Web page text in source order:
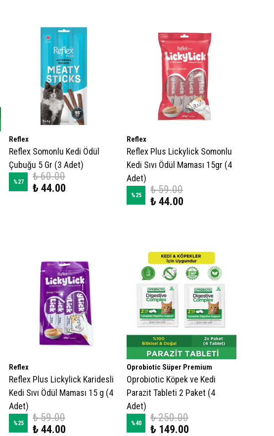
Reflex
Reflex Somonlu Kedi Ödül
Çubuğu 5 Gr (3 Adet)
%27
₺ 60.00
₺ 44.00
Reflex
Reflex Plus Lickylick Somonlu
Kedi Sıvı Ödül Maması 15gr (4
Adet)
%25
₺ 59.00
₺ 44.00
Reflex
Reflex Plus Lickylick Karidesli
Kedi Sıvı Ödül Maması 15 g (4
Adet)
%25
₺ 59.00
₺ 44.00
Oprobiotic Süper Premium
Oprobiotic Köpek ve Kedi
Parazit Tableti 2 Paket (4
Adet)
%40
₺ 250.00
₺ 149.00